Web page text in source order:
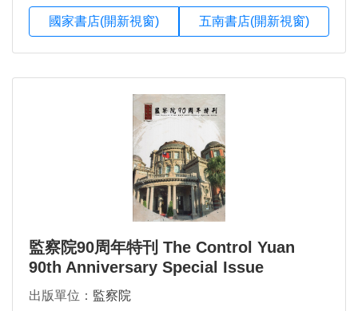
國家書店(開新視窗) 五南書店(開新視窗)
監察院90周年特刊 The Control Yuan
90th Anniversary Special Issue
出版單位： 監察院